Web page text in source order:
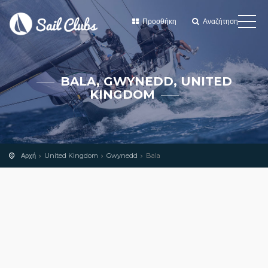
Προσθήκη Αναζήτηση
BALA, GWYNEDD, UNITED
KINGDOM
Αρχή United Kingdom Gwynedd Bala